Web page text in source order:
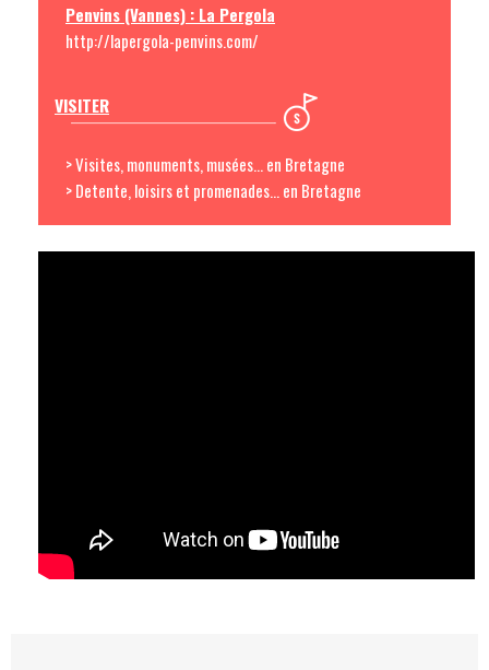
Penvins (Vannes) : La Pergola
http://lapergola-penvins.com/
VISITER
> Visites, monuments, musées... en Bretagne
> Detente, loisirs et promenades... en Bretagne